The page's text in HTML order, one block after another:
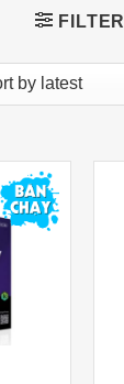
FILTER